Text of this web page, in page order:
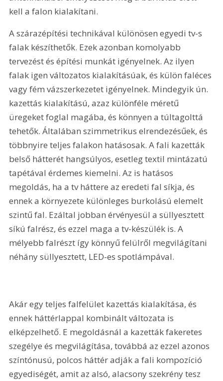
kell a falon kialakítani.
A szárazépítési technikával különösen egyedi tv-s
falak készíthetők. Ezek azonban komolyabb
tervezést és építési munkát igényelnek. Az ilyen
falak igen változatos kialakításúak, és külön faléces
vagy fém vázszerkezetet igényelnek. Mindegyik ún.
kazettás kialakítású, azaz különféle méretű
üregeket foglal magába, és könnyen a túltagolttá
tehetők. Általában szimmetrikus elrendezésűek, és
többnyire teljes falakon hatásosak. A fali kazetták
belső hátterét hangsúlyos, esetleg textil mintázatú
tapétával érdemes kiemelni. Az is hatásos
megoldás, ha a tv háttere az eredeti fal síkja, és
ennek a környezete különleges burkolású elemelt
szintű fal. Ezáltal jobban érvényesül a süllyesztett
síkú falrész, és ezzel maga a tv-készülék is. A
mélyebb falrészt így könnyű felülről megvilágítani
néhány süllyesztett, LED-es spotlámpával.
Akár egy teljes falfelület kazettás kialakítása, és
ennek háttérlappal kombinált változata is
elképzelhető. E megoldásnál a kazetták fakeretes
szegélye és megvilágítása, továbbá az ezzel azonos
színtó­nusú, polcos háttér adják a fali kompozíció
egyediségét, amit az alsó, alacsony szekrény tesz